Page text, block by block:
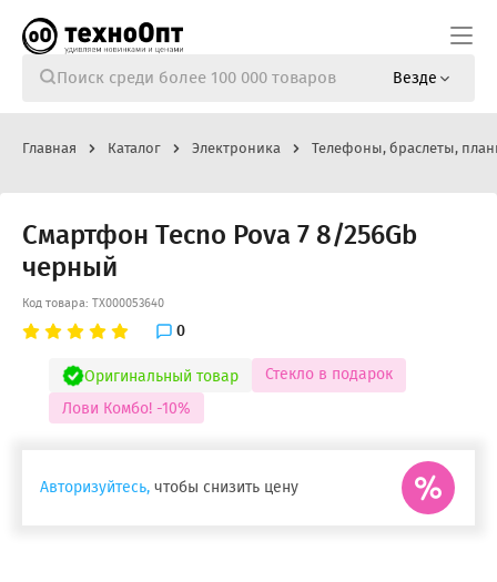
Везде
Главная Каталог Электроника Телефоны, браслеты,
Смартфон Tecno Pova 7 8/256Gb
черный
Код товара: ТХ000053640
0
Оригинальный товар
Стекло в подарок
Лови Комбо! -10%
Авторизуйтесь, чтобы снизить цену